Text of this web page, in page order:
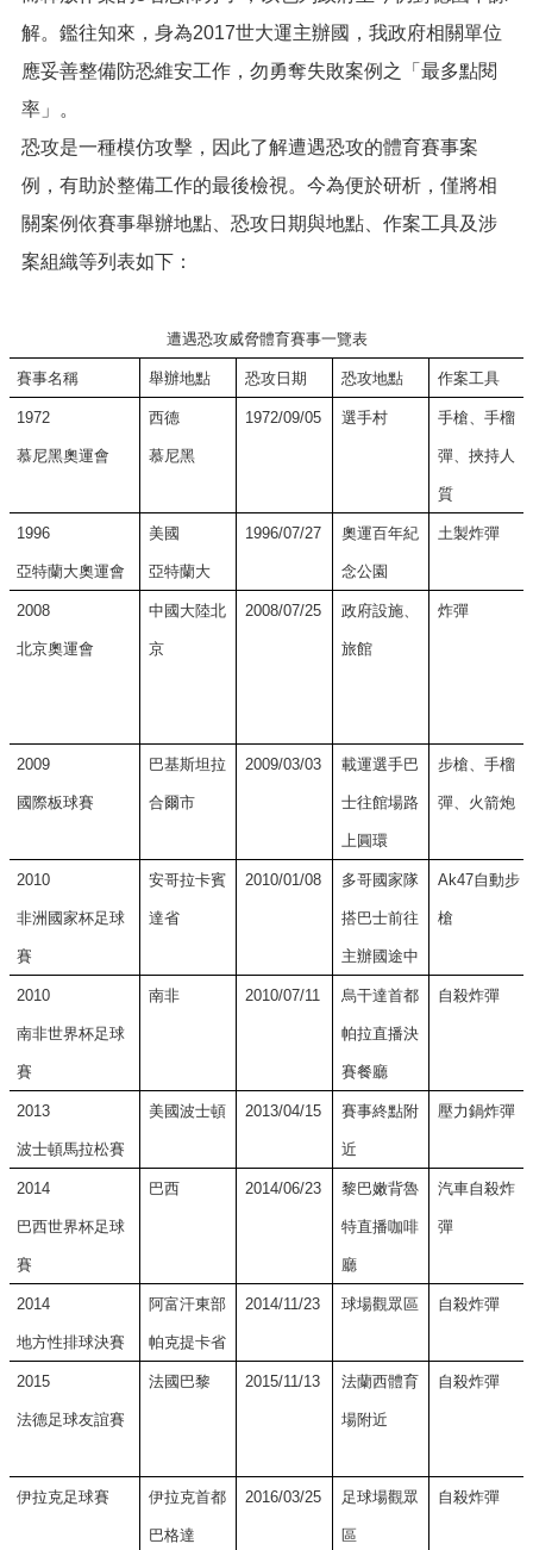
站
安
全
政
策
隱
私
政
策
站
資
料
開
告
解。鑑往知來，身為2017世大運主辦國，我政府相關單位
應妥善整備防恐維安工作，勿勇奪失敗案例之「最多點閱
率」。
恐攻是一種模仿攻擊，因此了解遭遇恐攻的體育賽事案
例，有助於整備工作的最後檢視。今為便於研析，僅將相
關案例依賽事舉辦地點、恐攻日期與地點、作案工具及涉
案組織等列表如下：
遭遇恐攻威脅體育賽事一覽表
賽事名稱 舉辦地點 恐攻日期 恐攻地點 作案工具
1972
慕尼黑奧運會
西德
慕尼黑
1972/09/05 選手村 手槍、手榴
彈、挾持人
質
1996
亞特蘭大奧運會
美國
亞特蘭大
1996/07/27 奧運百年紀
念公園
土製炸彈
2008
北京奧運會
中國大陸北
京
2008/07/25 政府設施、
旅館
炸彈
2009
國際板球賽
巴基斯坦拉
合爾市
2009/03/03 載運選手巴
士往館場路
上圓環
步槍、手榴
彈、火箭炮
2010
非洲國家杯足球
賽
安哥拉卡賓
達省
2010/01/08 多哥國家隊
搭巴士前往
主辦國途中
Ak47自動步
槍
2010
南非世界杯足球
賽
南非 2010/07/11 烏干達首都
帕拉直播決
賽餐廳
自殺炸彈
2013
波士頓馬拉松賽
美國波士頓 2013/04/15 賽事終點附
近
壓力鍋炸彈
2014
巴西世界杯足球
賽
巴西 2014/06/23 黎巴嫩背魯
特直播咖啡
廳
汽車自殺炸
彈
2014
地方性排球決賽
阿富汗東部
帕克提卡省
2014/11/23 球場觀眾區 自殺炸彈
2015
法德足球友誼賽
法國巴黎 2015/11/13 法蘭西體育
場附近
自殺炸彈
伊拉克足球賽 伊拉克首都
巴格達
2016/03/25 足球場觀眾
區
自殺炸彈